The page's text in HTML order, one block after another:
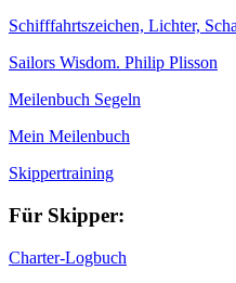
Schifffahrtszeichen, Lichter,
Sailors Wisdom. Philip Plisson
Meilenbuch Segeln
Mein Meilenbuch
Skippertraining
Für Skipper:
Charter-Logbuch